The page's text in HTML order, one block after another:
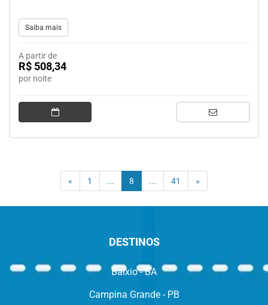
Saiba mais
A partir de
R$ 508,34
por noite
« 1 ... 8 ... 41 »
DESTINOS
Baixio - BA
Campina Grande - PB